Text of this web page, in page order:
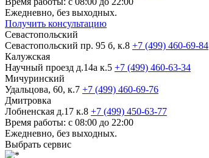
Ежедневно, без выходных.
Получить консультацию
Севастопольский
Севастопольский пр. 95 б, к.8 +7 (499) 460-69-84
Калужская
Научный проезд д.14а к.5 +7 (499) 460-63-34
Мичуринский
Удальцова, 60, к.7 +7 (499) 460-69-76
Дмитровка
Лобненская д.17 к.8 +7 (499) 450-63-77
Время работы: с 08:00 до 22:00
Ежедневно, без выходных.
Выбрать сервис